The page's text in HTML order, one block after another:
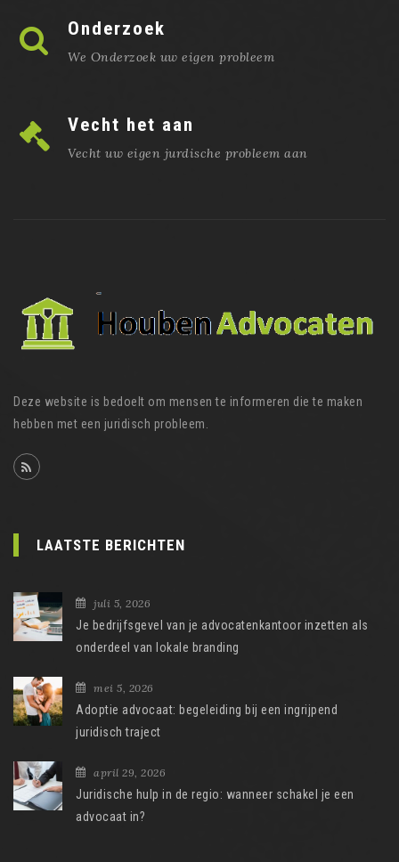
Onderzoek
We Onderzoek uw eigen probleem
Vecht het aan
Vecht uw eigen jurdische probleem aan
Deze website is bedoelt om mensen te informeren die te maken
hebben met een juridisch probleem.
LAATSTE BERICHTEN
juli 5, 2026
Je bedrijfsgevel van je advocatenkantoor inzetten als
onderdeel van lokale branding
mei 5, 2026
Adoptie advocaat: begeleiding bij een ingrijpend
juridisch traject
april 29, 2026
Juridische hulp in de regio: wanneer schakel je een
advocaat in?